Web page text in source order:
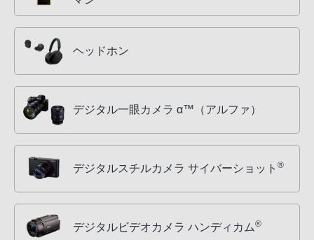
ヘッドホン
デジタル一眼カメラ α™（アルファ）
デジタルスチルカメラ サイバーショット ®
デジタルビデオカメラ ハンディカム®